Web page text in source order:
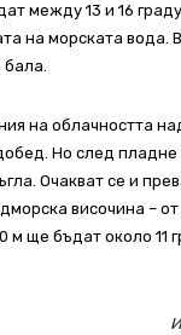
между 13 и 16
на морската вода.
на облачността
Но след пладне
Очакват се и
височина – от
м ще бъдат около 11